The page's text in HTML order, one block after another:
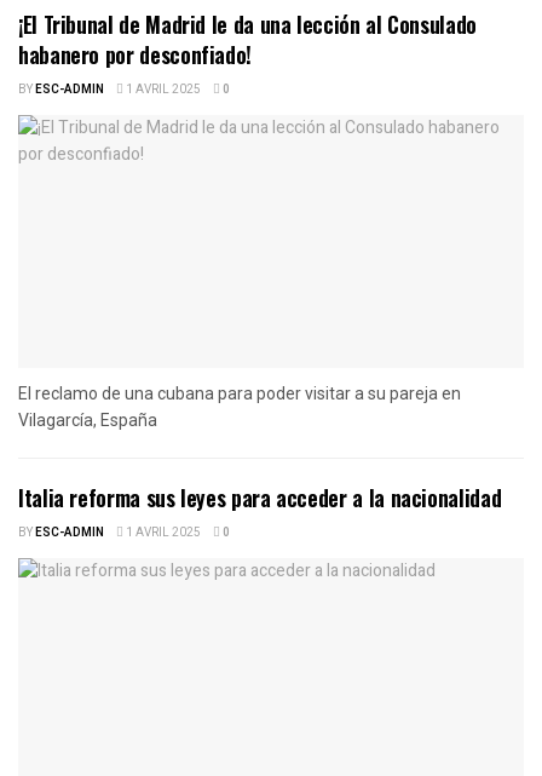
¡El Tribunal de Madrid le da una lección al Consulado
habanero por desconfiado!
BYESC-ADMIN 1 AVRIL 2025 0
El reclamo de una cubana para poder visitar a su pareja en
Vilagarcía, España
Italia reforma sus leyes para acceder a la nacionalidad
BYESC-ADMIN 1 AVRIL 2025 0